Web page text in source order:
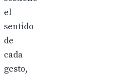
el
sentido
de
cada
gesto,